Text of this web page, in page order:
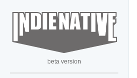
beta version